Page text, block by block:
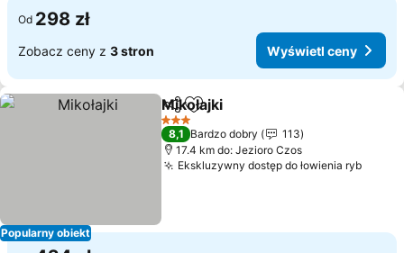
Od 298 zł
Zobacz ceny z 3 stron Wyświetl ceny
Popularny obiekt
UdostępnijDodaj do ulubionych
Mikołajki
3 Kategoria
8,1 Bardzo dobry
113
17.4 km do: Jezioro Czos
Ekskluzywny dostęp do łowienia ryb